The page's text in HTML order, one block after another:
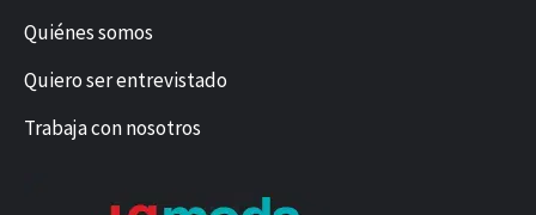
Quiénes somos
Quiero ser entrevistado
Trabaja con nosotros